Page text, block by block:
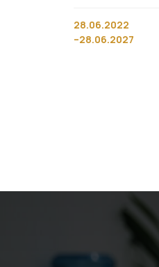
28.06.2022
–28.06.2027